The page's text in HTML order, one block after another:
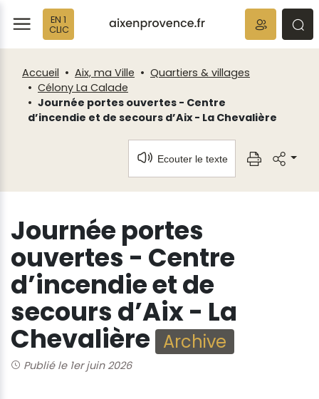
EN 1
CLIC
Accueil Aix, ma Ville
Quartiers & villages
Célony La Calade
Journée portes ouvertes - Centre
d’incendie et de secours d’Aix - La Chevalière
Ecouter le texte
Journée portes
ouvertes - Centre
d’incendie et de
secours d’Aix - La
Chevalière Archive
Publié le 1er juin 2026
Fenêtre
de
chat
Panneau de gestion des cookies